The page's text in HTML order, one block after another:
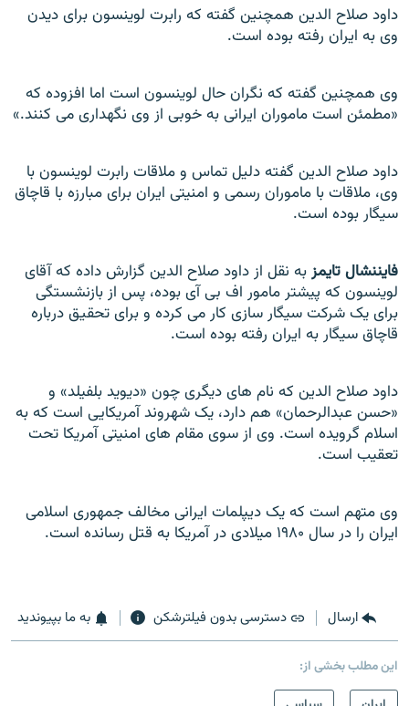
داود صلاح الدین همچنین گفته که رابرت لوینسون برای دیدن
وی به ایران رفته بوده است.
وی همچنین گفته که نگران حال لوینسون است اما افزوده که
«مطمئن است ماموران ایرانی به خوبی از وی نگهداری می کنند.»
داود صلاح الدین گفته دلیل تماس و ملاقات رابرت لوینسون با
وی، ملاقات با ماموران رسمی و امنیتی ایران برای مبارزه با قاچاق
سیگار بوده است.
فایننشال تایمزبه نقل از داود صلاح الدین گزارش داده که آقای
لوینسون که پیشتر مامور اف بی آی بوده، پس از بازنشستگی
برای یک شرکت سیگار سازی کار می کرده و برای تحقیق درباره
قاچاق سیگار به ایران رفته بوده است.
داود صلاح الدین که نام های دیگری چون «دیوید بلفیلد» و
«حسن عبدالرحمان» هم دارد، یک شهروند آمریکایی است که به
اسلام گرویده است. وی از سوی مقام های امنیتی آمریکا تحت
تعقیب است.
وی متهم است که یک دیپلمات ایرانی مخالف جمهوری اسلامی
ایران را در سال ۱۹۸۰ میلادی در آمریکا به قتل رسانده است.
ارسال دسترسی بدون فیلترشکن به ما بپیوندید
این مطلب بخشی از: